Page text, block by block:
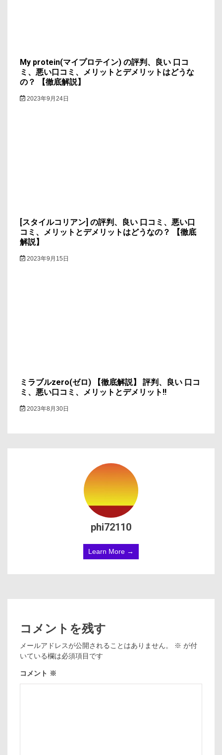
My protein(マイプロテイン) の評判、良い 口コ
ミ、悪い口コミ、メリットとデメリットはどうな
の？ 【徹底解説】
2023年9月24日
[スタイルコリアン] の評判、良い 口コミ、悪い口
コミ、メリットとデメリットはどうなの？ 【徹底
解説】
2023年9月15日
ミラブルzero(ゼロ) 【徹底解説】 評判、良い 口コ
ミ、悪い口コミ、メリットとデメリット!!
2023年8月30日
phi72110
Learn More →
コメントを残す
メールアドレスが公開されることはありません。 ※ が付
いている欄は必須項目です
コメント ※